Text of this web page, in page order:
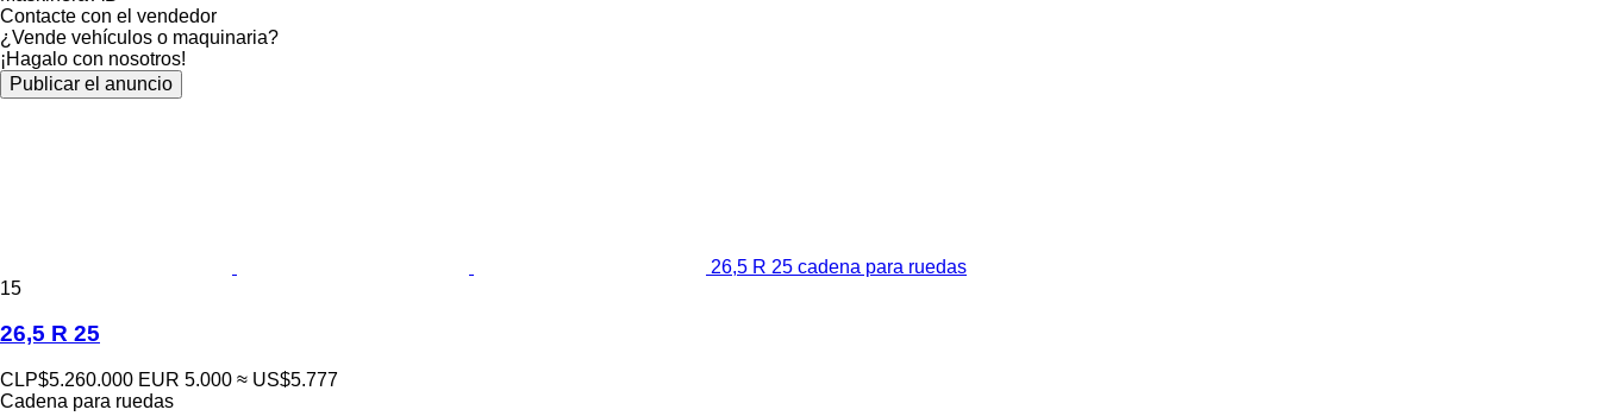
Contacte con el vendedor
¿Vende vehículos o maquinaria?
¡Hagalo con nosotros!
Publicar el anuncio
26,5 R 25 cadena para ruedas
15
26,5 R 25
CLP$5.260.000 EUR 5.000 ≈ US$5.777
Cadena para ruedas